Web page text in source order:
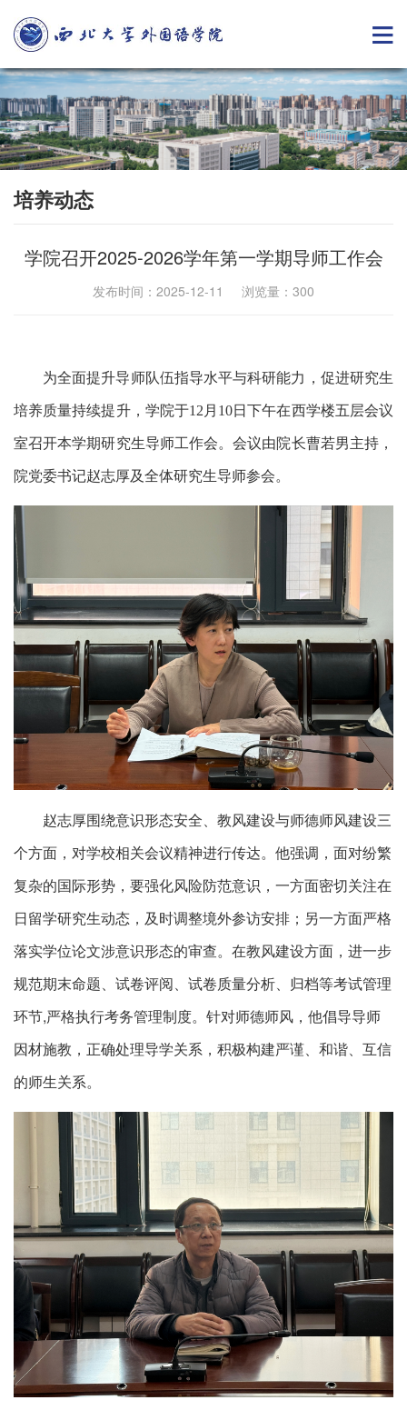
培养动态
学院召开2025-2026学年第一学期导师工作会
发布时间：2025-12-11 浏览量： 300
为全面提升导师队伍指导水平与科研能力 ，促进研究生
培养质量持续提升，学院于12月 10日下午在西学楼五层会议
室召开本学期研究生导师工作会。会议由院长曹若男主持，
院党委书记赵志厚及全体研究生导师参会。
赵志厚围绕意识形态安全、教风建设与师德师风建设三
个方面 ，对学校相关会议精神进行传达。他强调， 面对纷繁
复杂的国际形势，要强化风险防范意识，一方面密切关注在
日留学研究生动态 ，及时调整境外参访安排；另一方面严格
落实学位论文涉意识形态的审查。在教风建设方面，进一步
规范期末命题、 试卷评阅、试卷质量分析、归档等考试管理
环节,严格执行考务管理制度。针对师德师风，他倡导导师
因材施教， 正确处理导学关系 ，积极构建严谨、和谐、互信
的师生关系。